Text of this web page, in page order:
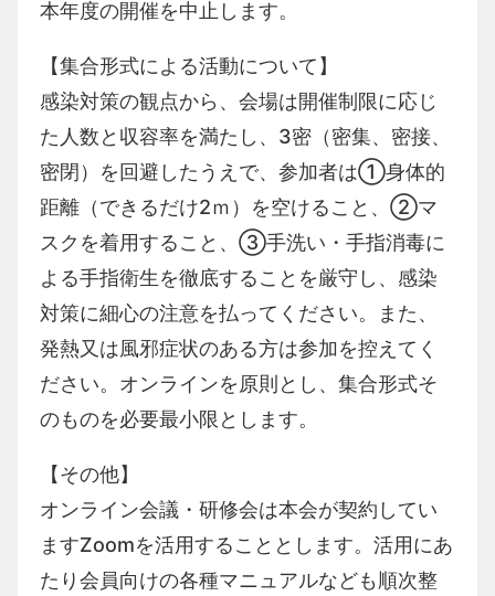
本年度の開催を中止します。
【集合形式による活動について】
感染対策の観点から、会場は開催制限に応じ
た人数と収容率を満たし、 3密（密集、密接、
密閉）を回避したうえで、参加者は①身体的
距離（できるだけ2ｍ）を空けること、②マ
スクを着用すること、③手洗い・手指消毒に
よる手指衛生を徹底することを厳守し、感染
対策に細心の注意を払ってください。また、
発熱又は風邪症状のある方は参加を控えてく
ださい。オンラインを原則とし、集合形式そ
のものを必要最小限とします。
【その他】
オンライン会議・研修会は本会が契約してい
ますZoomを活用することとします。活用にあ
たり会員向けの各種マニュアルなども順次整